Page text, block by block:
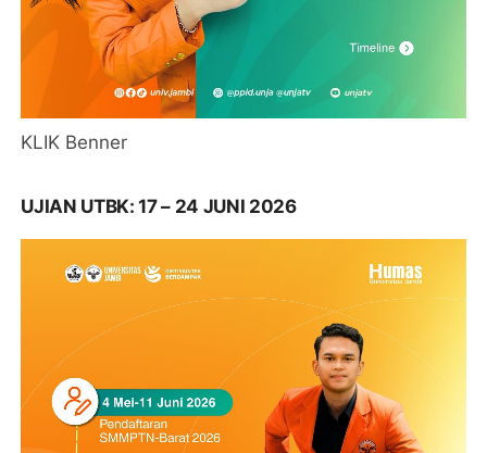
KLIK Benner
UJIAN UTBK: 17 – 24 JUNI 2026